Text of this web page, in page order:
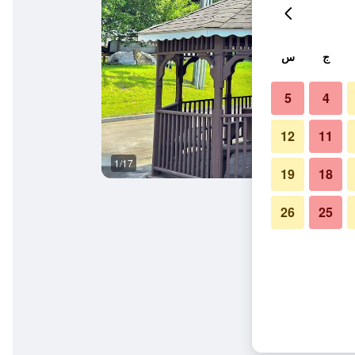
1/17
ج س
4
5
11
12
18
19
25
26